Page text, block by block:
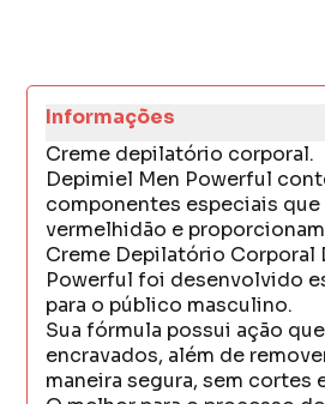
Informações
Creme depilatório corporal.
Depimiel Men Powerful
componentes especiais que
vermelhidão e
Creme Depilatório Corporal
Powerful foi desenvolvido
para o público masculino.
Sua fórmula possui ação
encravados, além de
maneira segura, sem cortes